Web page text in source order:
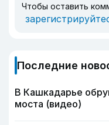
Чтобы оставить
Последние
В Кашкадарье
моста (видео)